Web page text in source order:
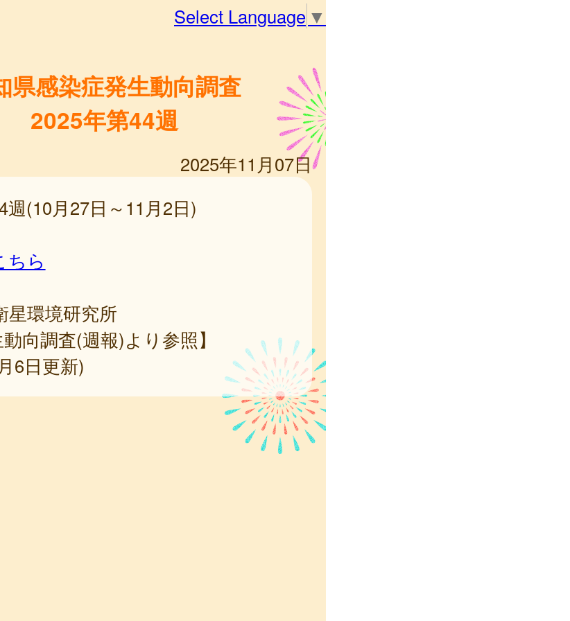
Select Language ▼
県感染症発生動向調査
2025年第44週
2025年11月07日
週(10月27日～11月2日)
ちら
星環境研究所
向調査(週報)より参照】
6日更新)